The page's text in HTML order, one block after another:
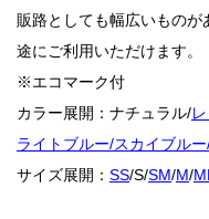
販路としても幅広いもの
途にご利用いただけます。
※エコマーク付
カラー展開：ナチュラル/
ライトブルー/スカイブル
サイズ展開： SS/S/SM/M/ML